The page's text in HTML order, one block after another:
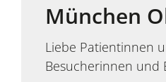
München
Liebe Patientinnen
Besucherinnen und